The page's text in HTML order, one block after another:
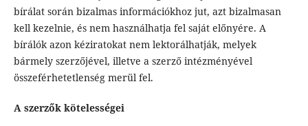
bírálat során bizalmas információkhoz jut, azt bizalmasan
kell kezelnie, és nem használhatja fel saját előnyére. A
bírálók azon kéziratokat nem lektorálhatják, melyek
bármely szerzőjével, illetve a szerző intézményével
összeférhetetlenség merül fel.
A szerzők kötelességei